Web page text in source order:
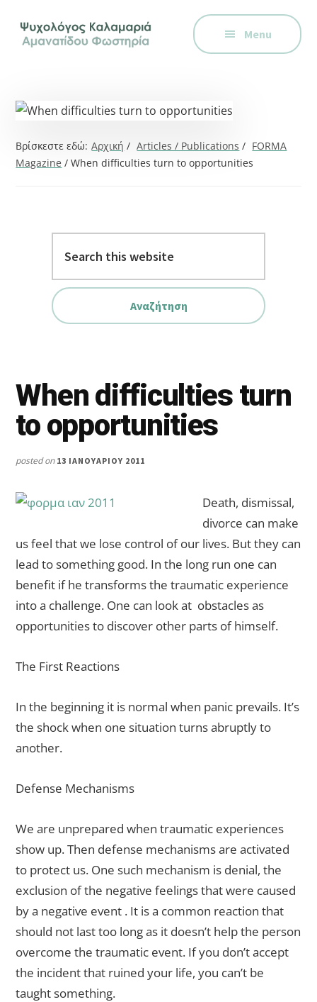
primary
footer
menu
Ψυχολόγος
στην
ειδικός
Γνωστική
Συμπεριφορική
συνεδρίες
online.
Menu
Βρίσκεστε εδώ: Αρχική / Articles / Publications / FORMA
Magazine / When difficulties turn to opportunities
website
When difficulties turn
to opportunities
posted on 13 ΙΑΝΟΥΑΡΊΟΥ 2011
Death, dismissal,
divorce can make
us feel that we lose control of our lives. But they can
lead to something good. In the long run one can
benefit if he transforms the traumatic experience
into a challenge. One can look at obstacles as
opportunities to discover other parts of himself.
The First Reactions
In the beginning it is normal when panic prevails. It’s
the shock when one situation turns abruptly to
another.
Defense Mechanisms
We are unprepared when traumatic experiences
show up. Then defense mechanisms are activated
to protect us. One such mechanism is denial, the
exclusion of the negative feelings that were caused
by a negative event . It is a common reaction that
should not last too long as it doesn’t help the person
overcome the traumatic event. If you don’t accept
the incident that ruined your life, you can’t be
taught something.